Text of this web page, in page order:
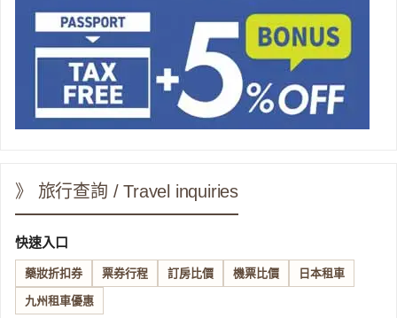
》 旅行查詢 / Travel inquiries
快速入口
藥妝折扣券 票券行程 訂房比價 機票比價 日本租車
九州租車優惠